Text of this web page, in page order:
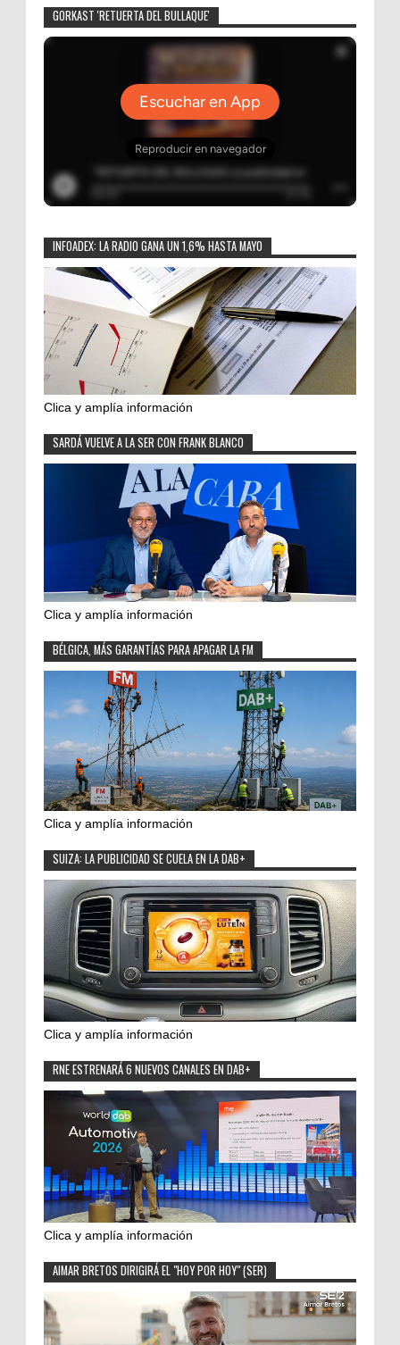
GORKAST 'RETUERTA DEL BULLAQUE'
INFOADEX: LA RADIO GANA UN 1,6% HASTA MAYO
Clica y amplía información
SARDÁ VUELVE A LA SER CON FRANK BLANCO
Clica y amplía información
BÉLGICA, MÁS GARANTÍAS PARA APAGAR LA FM
Clica y amplía información
SUIZA: LA PUBLICIDAD SE CUELA EN LA DAB+
Clica y amplía información
RNE ESTRENARÁ 6 NUEVOS CANALES EN DAB+
Clica y amplía información
AIMAR BRETOS DIRIGIRÁ EL "HOY POR HOY" (SER)